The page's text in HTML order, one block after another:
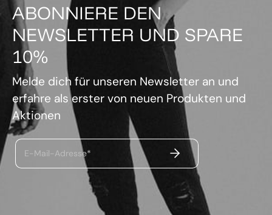
ABONNIERE DEN
NEWSLETTER UND SPARE
10%
Melde dich für unseren Newsletter an und
erfahre als erster von neuen Produkten und
Aktionen
E-Mail-Adresse* ABSENDEN